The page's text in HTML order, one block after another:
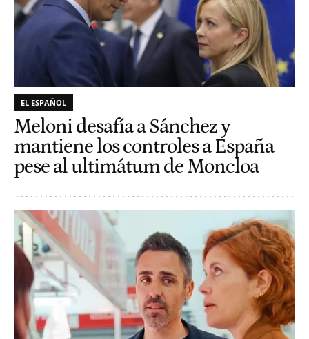
EL ESPAÑOL
Meloni desafía a Sánchez y
mantiene los controles a España
pese al ultimátum de Moncloa